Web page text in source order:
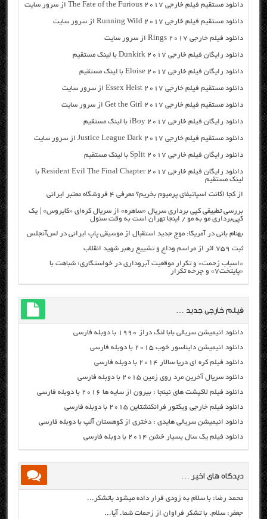
دانلود مستقیم فیلم خارجی The Fate of the Furious 2017 از سرور سایت
دانلود مستقیم فیلم خارجی Running Wild 2017 از سرور سایت
دانلود فیلم خارجی Rings 2017 از سرور سایت
دانلود رایگان فیلم خارجی Dunkirk 2017 با لینک مستقیم
دانلود رایگان فیلم خارجی Eloise 2017 با لینک مستقیم
دانلود مستقیم فیلم خارجی Essex Heist 2017 از سرور سایت
دانلود مستقیم فیلم خارجی Get the Girl 2017 از سرور سایت
دانلود رایگان فیلم خارجی iBoy 2017 با لینک مستقیم
دانلود مستقیم فیلم خارجی Justice League Dark 2017 از سرور سایت
دانلود رایگان فیلم خارجی Split 2017 با لینک مستقیم
دانلود رایگان فیلم خارجی Resident Evil The Final Chapter 2017 با
لینک مستقیم
از کجا اکانت اسپاتیفای پرمیوم بخریم؟ معرفی ۴ فروشگاه معتبر ایرانی
بررسی تطبیقی کپی برداری سریال «ساهره» از سریال کره‌ای «کایروس» | یک
کپی‌برداری مو به مو / اینجا تهران است به وقت سئول
بهنام بانی در آمریکا: موج جدید استقبال از موسیقی پاپ ایرانی در لس‌آنجلس
ثبت ۷۵۹ اثر از مراسم وداع و تشییع رهبر شهید انقلاب
«اسباب زحمت» و تکرار موقعیت آبروداری در خواستگاری؛ شباهت با
«پایتخت۷» و چرخه تکرار
فیلم خارجی جدید …
دانلود انیمیشن سریالی بابا لنگ دراز ۱۹۹۰ با دوبله فارسی
دانلود انیمیشن دایناسور خوب ۲۰۱۵ با دوبله فارسی
دانلود فیلم کره ای دریا سالار ۲۰۱۴ با دوبله فارسی
دانلود سریال آخرین مرد روی زمین ۲۰۱۵ با دوبله فارسی
دانلود فیلم لاکپشت های نینجا : بیرون از سایه ها ۲۰۱۶ با دوبله فارسی
دانلود فیلم خارجی ویکتور فرانکنشتاین ۲۰۱۵ با دوبله فارسی
دانلود انیمیشن سریالی هایدی : دختری از کوهستان آلپ با دوبله فارسی
دانلود فیلم یک سال بسیار خشن ۲۰۱۴ با دوبله فارسی
دیدگاه های اخیر …
محمد رضا: با سلام به زودی قرار داده میشود باتشکر...
جعفر: سلام. با تشکر فراوان از زحمات شما. آیا...